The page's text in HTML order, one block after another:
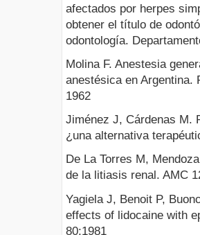
afectados por herpes
obtener el título de
odontología.
Molina F. Anestesia
anestésica en Argentina.
1962
Jiménez J, Cárdenas M.
¿una alternativa
De La Torres M,
de la litiasis renal. AMC
Yagiela J, Benoit P,
effects of lidocaine with
80;1981